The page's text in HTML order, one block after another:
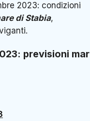
2023: condizioni
di Stabia,
previsioni